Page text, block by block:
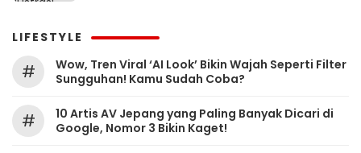
LIFESTYLE
#
Wow, Tren Viral ‘AI Look’ Bikin Wajah Seperti Filter
Sungguhan! Kamu Sudah Coba?
#
10 Artis AV Jepang yang Paling Banyak Dicari di
Google, Nomor 3 Bikin Kaget!